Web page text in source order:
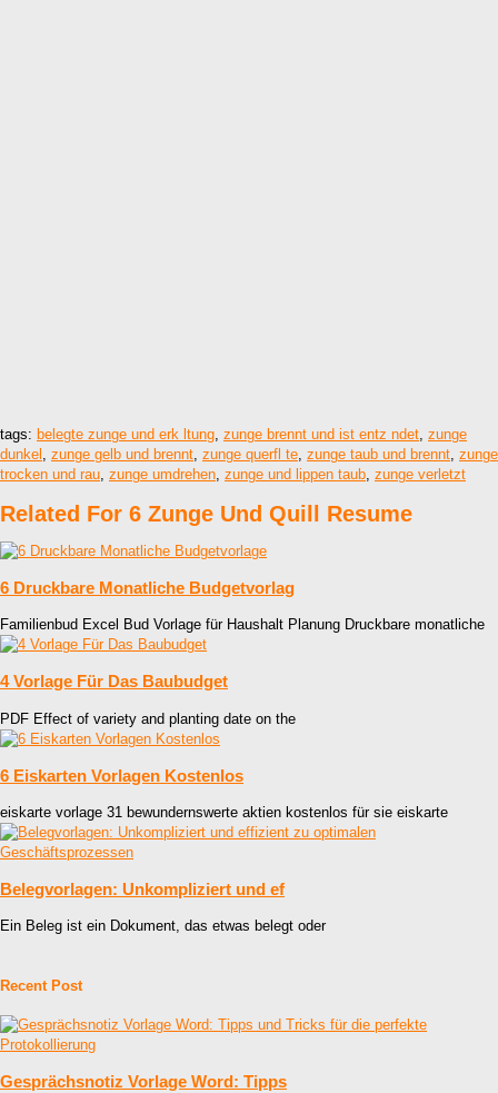
tags: belegte zunge und erk ltung, zunge brennt und ist entz ndet, zunge
dunkel , zunge gelb und brennt, zunge querfl te, zunge taub und brennt, zunge
trocken und rau, zunge umdrehen, zunge und lippen taub, zunge verletzt
Related For 6 Zunge Und Quill Resume
6 Druckbare Monatliche Budgetvorlag
Familienbud Excel Bud Vorlage für Haushalt Planung Druckbare monatliche
4 Vorlage Für Das Baubudget
PDF Effect of variety and planting date on the
6 Eiskarten Vorlagen Kostenlos
eiskarte vorlage 31 bewundernswerte aktien kostenlos für sie eiskarte
Belegvorlagen: Unkompliziert und ef
Ein Beleg ist ein Dokument, das etwas belegt oder
Recent Post
Gesprächsnotiz Vorlage Word: Tipps